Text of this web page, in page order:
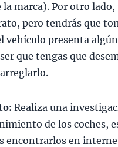
la marca). Por otro lado,
pero tendrás que
vehículo presenta algún
que tengas que
Realiza una
de los coches,
encontrarlos en